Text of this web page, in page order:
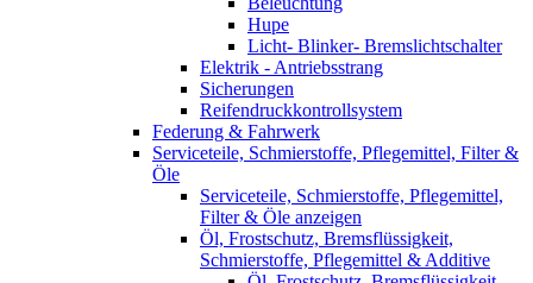
Hupe
Licht- Blinker- Bremslichtschalter
Elektrik - Antriebsstrang
Sicherungen
Reifendruckkontrollsystem
Federung & Fahrwerk
Serviceteile, Schmierstoffe, Pflegemittel, Filter &
Öle
Serviceteile, Schmierstoffe, Pflegemittel,
Filter & Öle anzeigen
Öl, Frostschutz, Bremsflüssigkeit,
Schmierstoffe, Pflegemittel & Additive